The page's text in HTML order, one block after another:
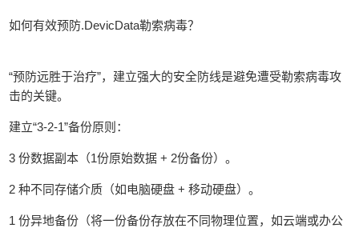
如何有效预防.DevicData勒索病毒？
“预防远胜于治疗”，建立强大的安全防线是避免遭受勒索病毒攻
击的关键。
建立“3-2-1”备份原则：
3 份数据副本（1份原始数据 + 2份备份）。
2 种不同存储介质（如电脑硬盘 + 移动硬盘）。
1 份异地备份（将一份备份存放在不同物理位置，如云端或办公